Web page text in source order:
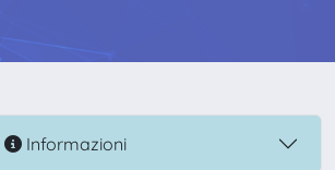
Informazioni